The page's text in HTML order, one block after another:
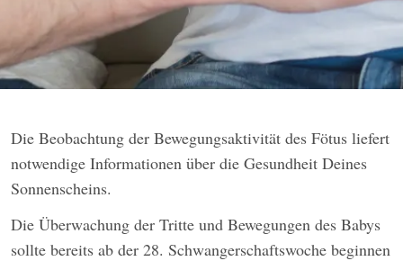
Die Beobachtung der Bewegungsaktivität des Fötus liefert
notwendige Informationen über die Gesundheit Deines
Sonnenscheins.
Die Überwachung der Tritte und Bewegungen des Babys
sollte bereits ab der 28. Schwangerschaftswoche beginnen